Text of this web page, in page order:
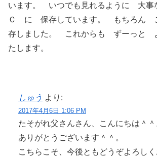
います。 いつでも見れるように 大事
Ｃ に 保存しています。 もちろん
存しました。 これからも ずーっと
たします。
しゅう より:
2017年4月6日 1:06 PM
たそがれ父さんさん、こんにちは＾＾
ありがとうございます＾＾。
こちらこそ、今後ともどうぞよろし